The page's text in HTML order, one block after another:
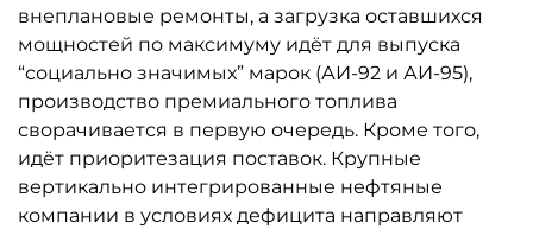
внеплановые ремонты, а загрузка оставшихся
мощностей по максимуму идёт для выпуска
“социально значимых” марок (АИ-92 и АИ-95),
производство премиального топлива
сворачивается в первую очередь. Кроме того,
идёт приоритезация поставок. Крупные
вертикально интегрированные нефтяные
компании в условиях дефицита направляют